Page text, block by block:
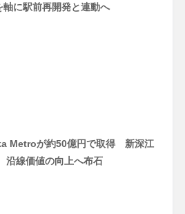
に駅前再開発と連動へ
Metroが約50億円で取得 新深江
沿線価値の向上へ布石